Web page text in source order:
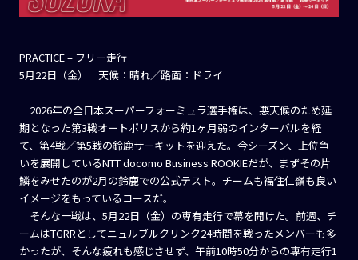
PRACTICE – フリー走行
5月22日（金） 天候：晴れ／路面：ドライ
2026年の全日本スーパーフォーミュラ選手権は、悪天候のため延
期となった第3戦オートポリスから約1ヶ月弱のインターバルを経
て、第4戦／第5戦の鈴鹿サーキットを迎えた。今シーズン、上位争
いを展開しているNTT docomo Business ROOKIEだが、まずその片
鱗をみせたのが2月の鈴鹿での公式テスト。チームも福住仁嶺も良い
イメージをもっているコースだ。
そんな一戦は、5月22日（金）の専有走行で幕を開けた。前週、チ
ームはTGRRとしてニュルブルクリンク24時間を戦ったメンバーも多
かったが、そんな疲れも感じさせず、午前10時50分からの専有走行1